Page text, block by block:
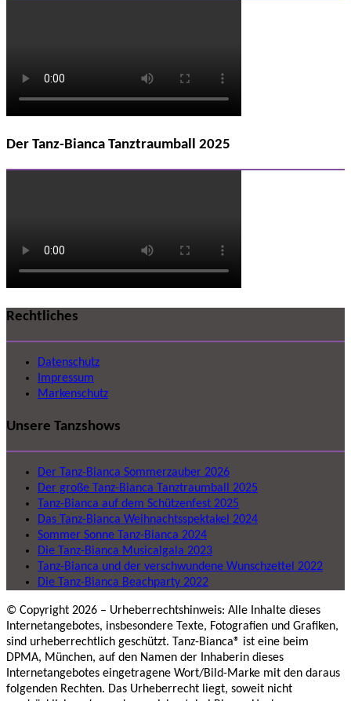
Der Tanz-Bianca Tanztraumball 2025
Rechtliches
Datenschutz
Impressum
Markenschutz
Unsere Tanzshows
Der Tanz-Bianca Sommerzauber 2026
Der große Tanz-Bianca Tanztraumball 2025
Tanz-Bianca auf dem Schützenfest 2025
Das Tanz-Bianca Weihnachtsspektakel 2024
Sommer Sonne Tanz-Bianca 2024
Die Tanz-Bianca Musicalgala 2023
Tanz-Bianca und der verschwundene Wunschzettel 2022
Die Tanz-Bianca Beachparty 2022
© Copyright 2026 – Urheberrechtshinweis: Alle Inhalte dieses
Internetangebotes, insbesondere Texte, Fotografien und Grafiken,
sind urheberrechtlich geschützt. Tanz-Bianca® ist eine beim
DPMA, München, auf den Namen der Inhaberin dieses
Internetangebotes eingetragene Wort/Bild-Marke mit den daraus
folgenden Rechten. Das Urheberrecht liegt, soweit nicht